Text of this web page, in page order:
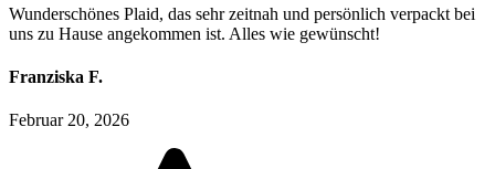
Wunderschönes Plaid, das sehr zeitnah und persönlich verpackt bei
uns zu Hause angekommen ist. Alles wie gewünscht!
Franziska F.
Februar 20, 2026